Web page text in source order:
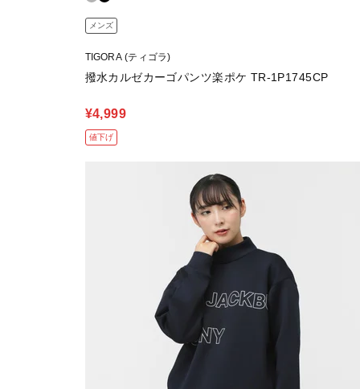
メンズ
TIGORA (ティゴラ)
撥水カルゼカーゴパンツ楽ポケ TR-1P1745CP
¥4,999
値下げ